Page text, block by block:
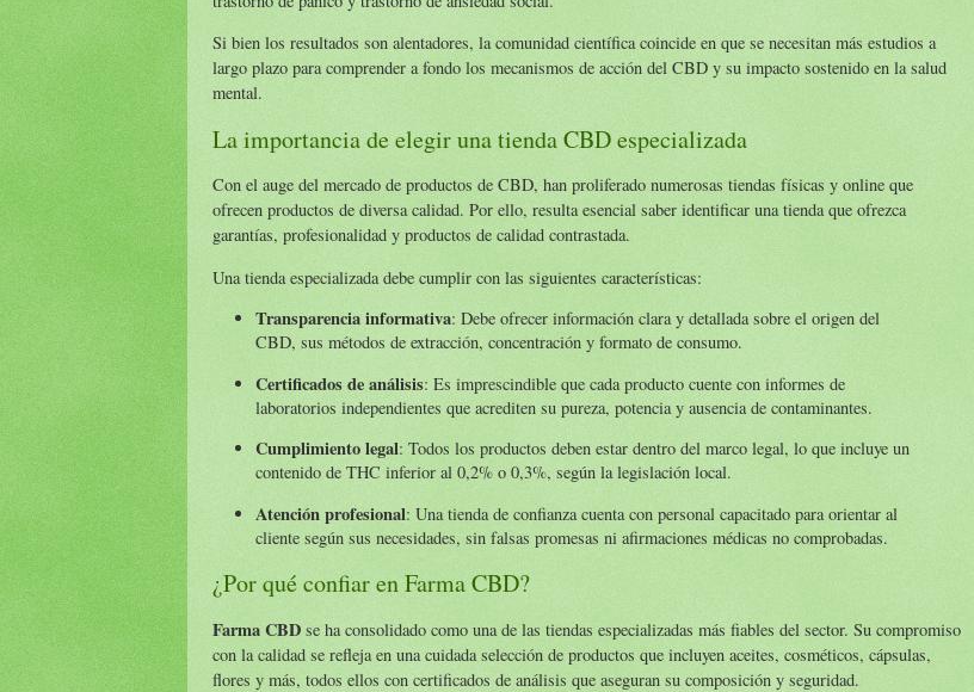
Si bien los resultados son alentadores, la comunidad científica coincide en que se necesitan más estudios a
largo plazo para comprender a fondo los mecanismos de acción del CBD y su impacto sostenido en la salud
mental.
La importancia de elegir una tienda CBD especializada
Con el auge del mercado de productos de CBD, han proliferado numerosas tiendas físicas y online que
ofrecen productos de diversa calidad. Por ello, resulta esencial saber identificar una tienda que ofrezca
garantías, profesionalidad y productos de calidad contrastada.
Una tienda especializada debe cumplir con las siguientes características:
Transparencia informativa: Debe ofrecer información clara y detallada sobre el origen del
CBD, sus métodos de extracción, concentración y formato de consumo.
Certificados de análisis: Es imprescindible que cada producto cuente con informes de
laboratorios independientes que acrediten su pureza, potencia y ausencia de contaminantes.
Cumplimiento legal: Todos los productos deben estar dentro del marco legal, lo que incluye un
contenido de THC inferior al 0,2% o 0,3%, según la legislación local.
Atención profesional: Una tienda de confianza cuenta con personal capacitado para orientar al
cliente según sus necesidades, sin falsas promesas ni afirmaciones médicas no comprobadas.
¿Por qué confiar en Farma CBD?
Farma CBD se ha consolidado como una de las tiendas especializadas más fiables del sector. Su compromiso
con la calidad se refleja en una cuidada selección de productos que incluyen aceites, cosméticos, cápsulas,
flores y más, todos ellos con certificados de análisis que aseguran su composición y seguridad.